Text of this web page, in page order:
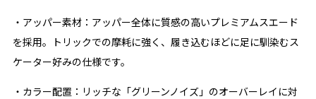
・アッパー素材：アッパー全体に質感の高いプレミアムスエード
を採用。トリックでの摩耗に強く、履き込むほどに足に馴染むス
ケーター好みの仕様です。
・カラー配置：リッチな「グリーンノイズ」のオーバーレイに対